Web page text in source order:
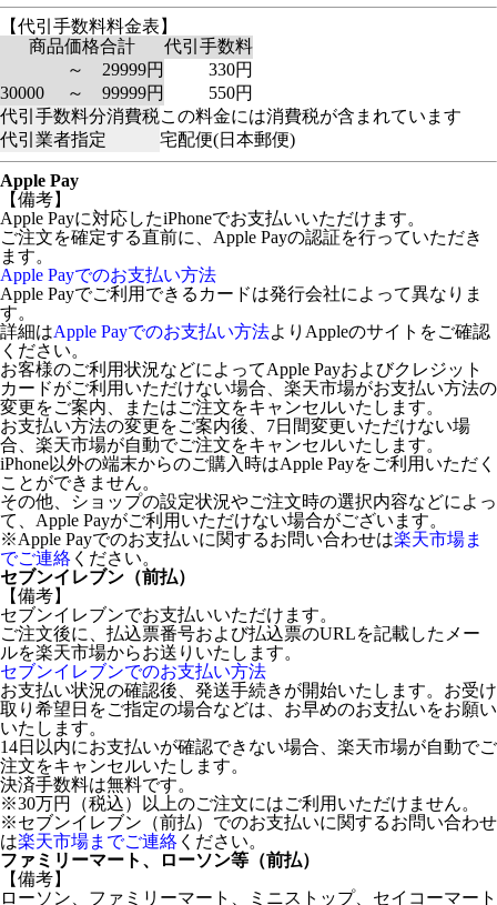
【代引手数料料金表】
商品価格合計
代引手数料
～ 29999円
330円
30000 ～ 99999円
550円
代引手数料分消費税この料金には消費税が含まれています
代引業者指定
宅配便(日本郵便)
Apple Pay
【備考】
Apple Payに対応したiPhoneでお支払いいただけます。
ご注文を確定する直前に、Apple Payの認証を行っていただき
ます。
Apple Payでのお支払い方法
Apple Payでご利用できるカードは発行会社によって異なりま
す。
詳細はApple Payでのお支払い方法よりAppleのサイトをご確認
ください。
お客様のご利用状況などによってApple Payおよびクレジット
カードがご利用いただけない場合、楽天市場がお支払い方法の
変更をご案内、またはご注文をキャンセルいたします。
お支払い方法の変更をご案内後、7日間変更いただけない場
合、楽天市場が自動でご注文をキャンセルいたします。
iPhone以外の端末からのご購入時はApple Payをご利用いただく
ことができません。
その他、ショップの設定状況やご注文時の選択内容などによっ
て、Apple Payがご利用いただけない場合がございます。
※Apple Payでのお支払いに関するお問い合わせは楽天市場ま
でご連絡 ください。
セブンイレブン（前払）
【備考】
セブンイレブンでお支払いいただけます。
ご注文後に、払込票番号および払込票のURLを記載したメー
ルを楽天市場からお送りいたします。
セブンイレブンでのお支払い方法
お支払い状況の確認後、発送手続きが開始いたします。お受け
取り希望日をご指定の場合などは、お早めのお支払いをお願い
いたします。
14日以内にお支払いが確認できない場合、楽天市場が自動でご
注文をキャンセルいたします。
決済手数料は無料です。
※30万円（税込）以上のご注文にはご利用いただけません。
※セブンイレブン（前払）でのお支払いに関するお問い合わせ
は楽天市場までご連絡 ください。
ファミリーマート、ローソン等（前払）
【備考】
ローソン、ファミリーマート、ミニストップ、セイコーマート